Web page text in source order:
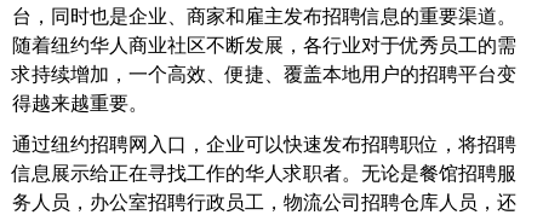
台，同时也是企业、商家和雇主发布招聘信息的重要渠道。
随着纽约华人商业社区不断发展，各行业对于优秀员工的需
求持续增加，一个高效、便捷、覆盖本地用户的招聘平台变
得越来越重要。
通过纽约招聘网入口，企业可以快速发布招聘职位，将招聘
信息展示给正在寻找工作的华人求职者。无论是餐馆招聘服
务人员，办公室招聘行政员工，物流公司招聘仓库人员，还